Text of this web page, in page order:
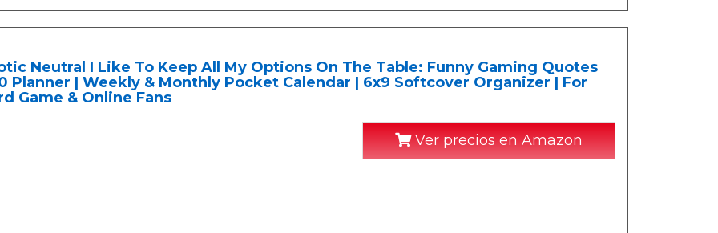
Neutral I Like To Keep All My Options On The Table: Funny Gaming Quotes
Planner | Weekly & Monthly Pocket Calendar | 6x9 Softcover Organizer | For
Game & Online Fans
Ver precios en Amazon